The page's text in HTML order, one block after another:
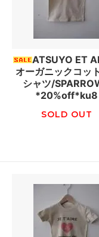
ATSUYO ET
オーガニックコッ
シャツ/
*20%off*ku8
SOLD OUT